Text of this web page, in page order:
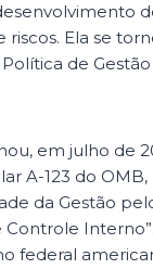
riscos. Ela se
de
em julho de
A-123 do
da Gestão
federal